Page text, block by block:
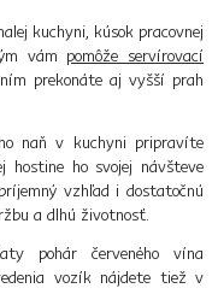
kuchyni, kúsok pracovnej
vám pomôže servírovací
prekonáte aj vyšší prah
naň v kuchyni pripravíte
hostine ho svojej návšteve
vzhľad i dostatočnú
a dlhú životnosť.
pohár červeného vína
vozík nájdete tiež v